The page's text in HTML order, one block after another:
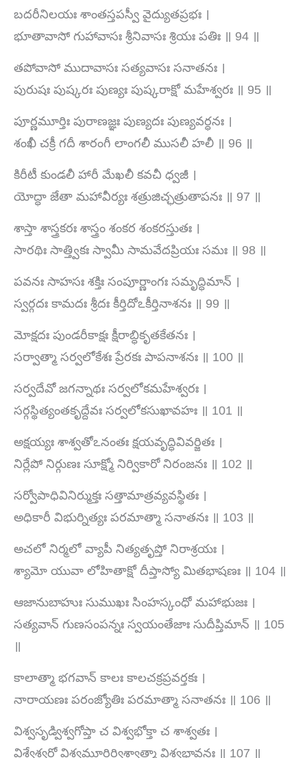
బదరీనిలయః శాంతస్తపస్వీ వైద్యుతప్రభః ।
భూతావాసో గుహావాసః శ్రీనివాసః శ్రియః పతిః ॥ 94 ॥
తపోవాసో ముదావాసః సత్యవాసః సనాతనః ।
పురుషః పుష్కరః పుణ్యః పుష్కరాక్షో మహేశ్వరః ॥ 95 ॥
పూర్ణమూర్తిః పురాణజ్ఞః పుణ్యదః పుణ్యవర్ధనః ।
శంఖీ చక్రీ గదీ శారంగీ లాంగలీ ముసలీ హలీ ॥ 96 ॥
కిరీటీ కుండలీ హారీ మేఖలీ కవచీ ధ్వజీ ।
యోద్ధా జేతా మహావీర్యః శత్రుజిచ్ఛత్రుతాపనః ॥ 97 ॥
శాస్తా శాస్త్రకరః శాస్త్రం శంకర శంకరస్తుతః ।
సారథిః సాత్త్వికః స్వామీ సామవేదప్రియః సమః ॥ 98 ॥
పవనః సాహసః శక్తిః సంపూర్ణాంగః సమృద్ధిమాన్ ।
స్వర్గదః కామదః శ్రీదః కీర్తిదోఽకీర్తినాశనః ॥ 99 ॥
మోక్షదః పుండరీకాక్షః క్షీరాబ్ధికృతకేతనః ।
సర్వాత్మా సర్వలోకేశః ప్రేరకః పాపనాశనః ॥ 100 ॥
సర్వదేవో జగన్నాథః సర్వలోకమహేశ్వరః ।
సర్గస్థిత్యంతకృద్దేవః సర్వలోకసుఖావహః ॥ 101 ॥
అక్షయ్యః శాశ్వతోఽనంతః క్షయవృద్ధివివర్జితః ।
నిర్లేపో నిర్గుణః సూక్ష్మో నిర్వికారో నిరంజనః ॥ 102 ॥
సర్వోపాధివినిర్ముక్తః సత్తామాత్రవ్యవస్థితః ।
అధికారీ విభుర్నిత్యః పరమాత్మా సనాతనః ॥ 103 ॥
అచలో నిర్మలో వ్యాపీ నిత్యతృప్తో నిరాశ్రయః ।
శ్యామో యువా లోహితాక్షో దీప్తాస్యో మితభాషణః ॥ 104 ॥
ఆజానుబాహుః సుముఖః సింహస్కంధో మహాభుజః ।
సత్యవాన్ గుణసంపన్నః స్వయంతేజాః సుదీప్తిమాన్ ॥ 105
॥
కాలాత్మా భగవాన్ కాలః కాలచక్రప్రవర్తకః ।
నారాయణః పరంజ్యోతిః పరమాత్మా సనాతనః ॥ 106 ॥
విశ్వసృడ్విశ్వగోప్తా చ విశ్వభోక్తా చ శాశ్వతః ।
విశ్వేశ్వరో విశ్వమూర్తిర్విశ్వాత్మా విశ్వభావనః ॥ 107 ॥